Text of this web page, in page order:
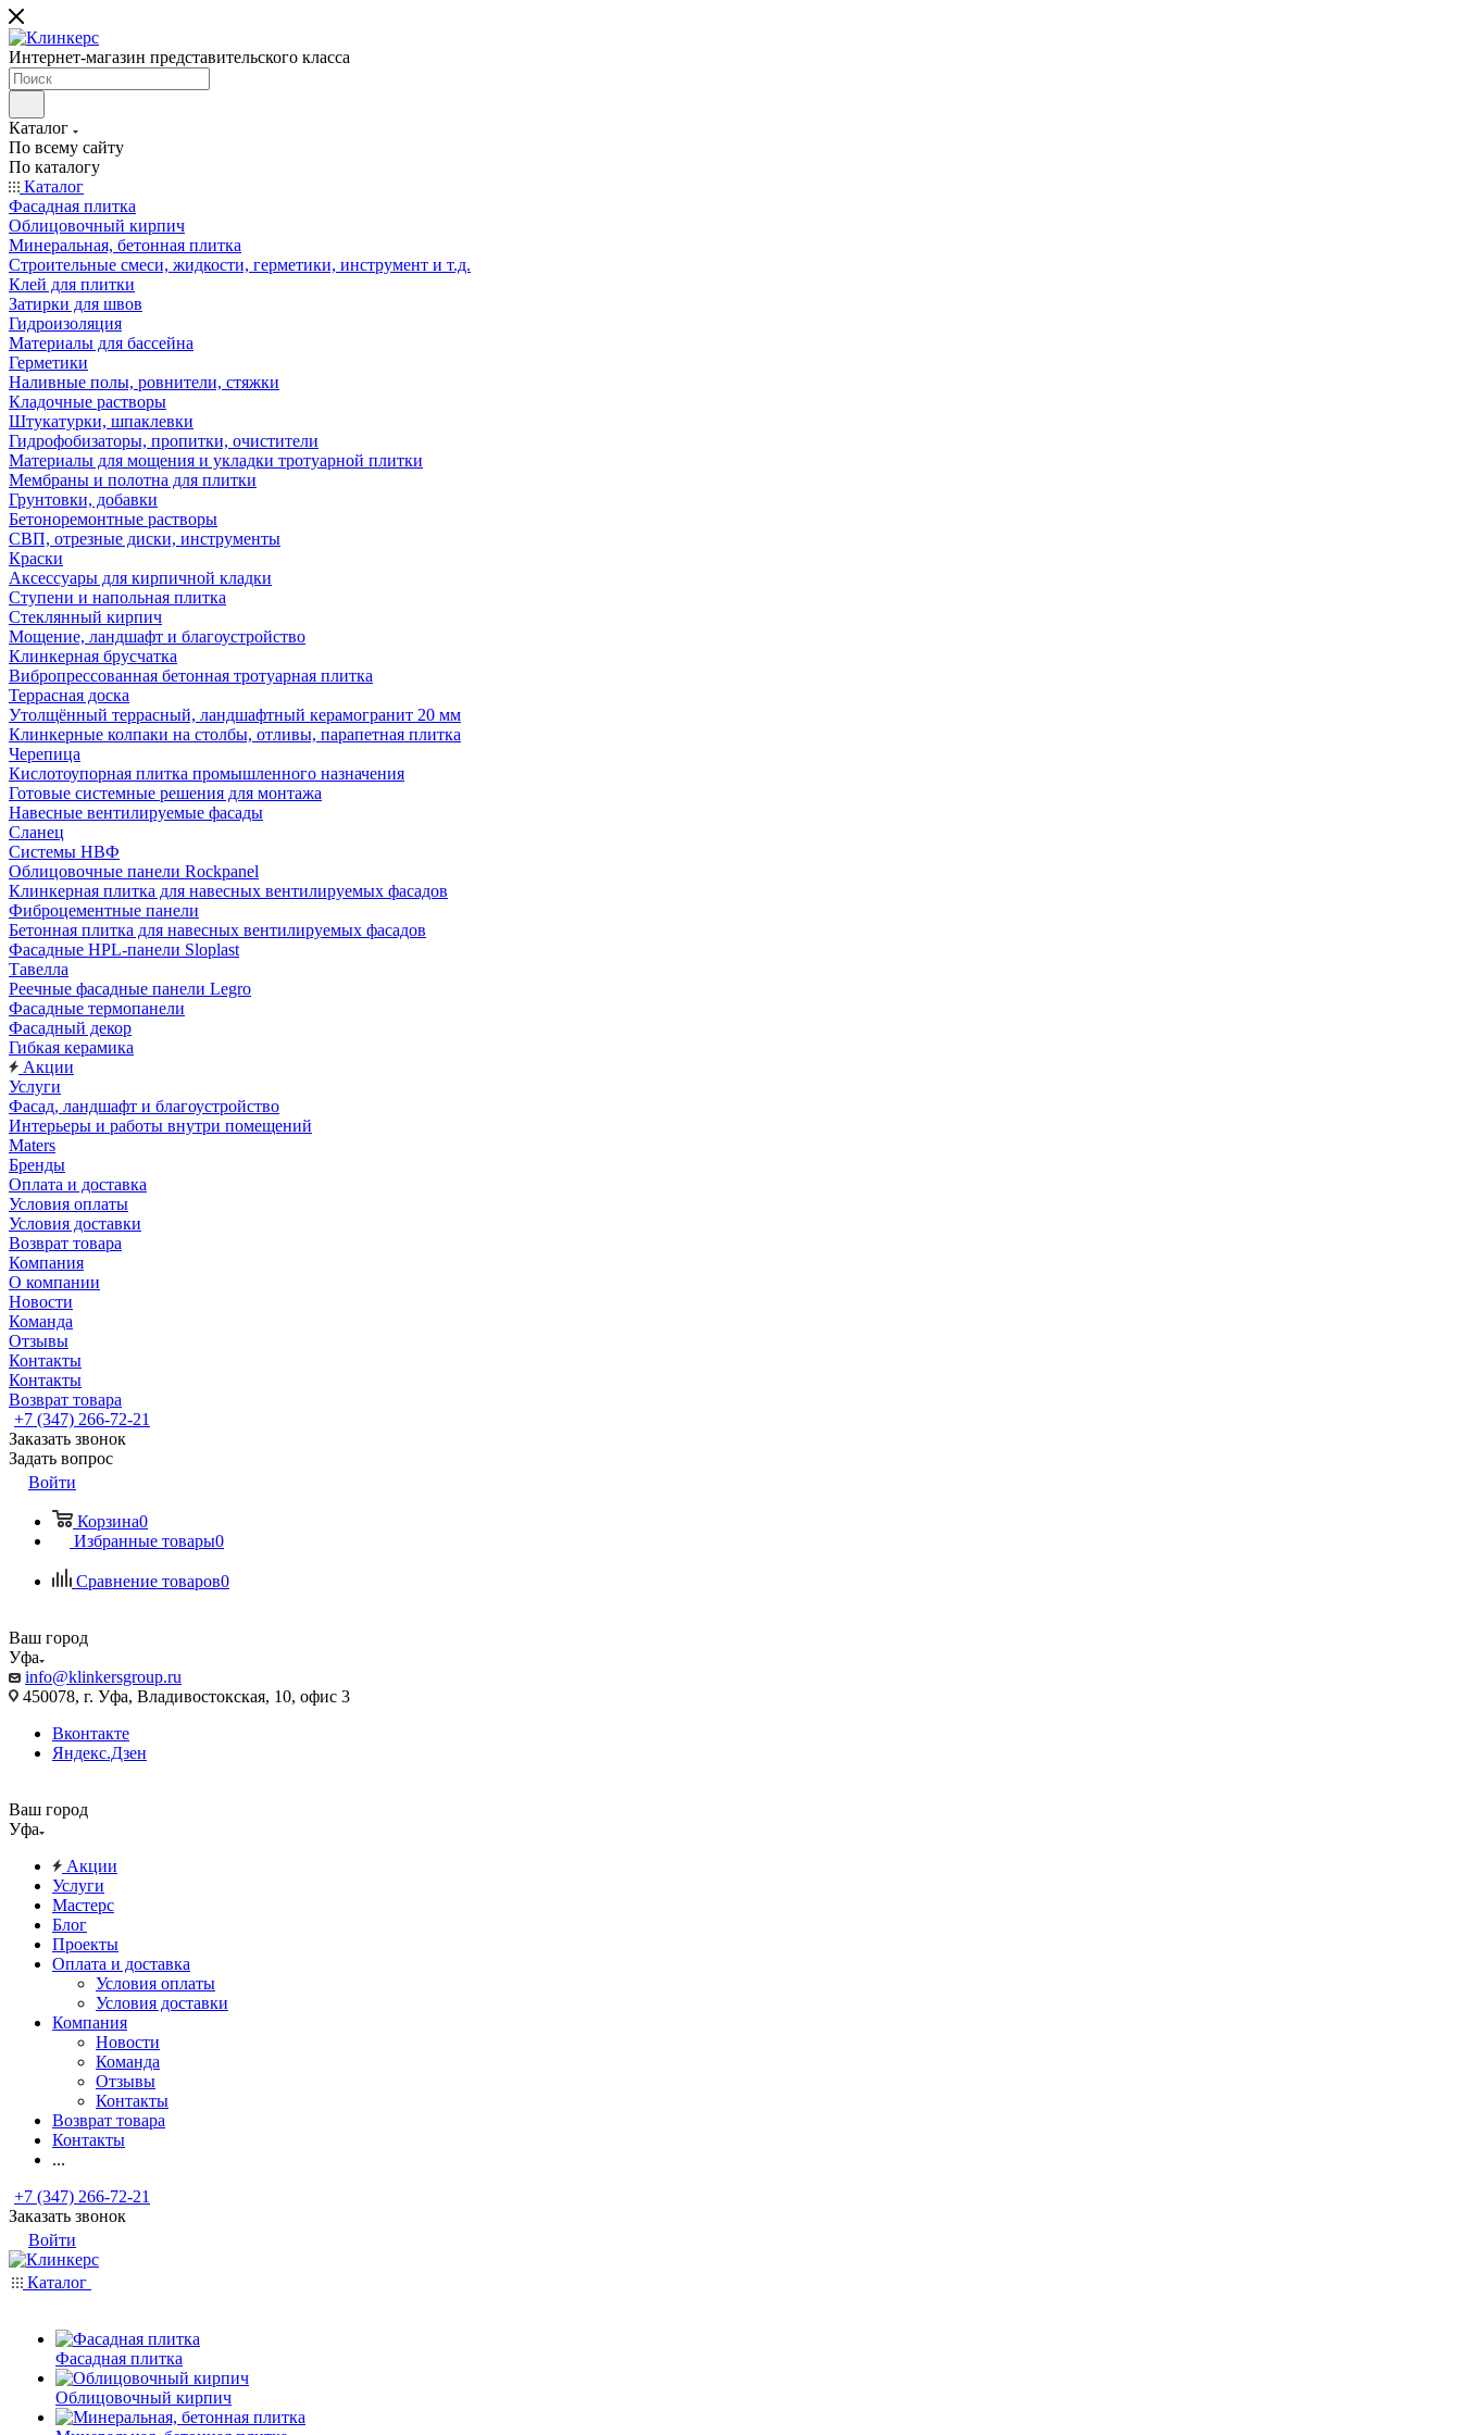
Интернет-магазин представительского класса
Каталог
По всему сайту
По каталогу
Каталог
Фасадная плитка
Облицовочный кирпич
Минеральная, бетонная плитка
Строительные смеси, жидкости, герметики, инструмент и т.д.
Клей для плитки
Затирки для швов
Гидроизоляция
Материалы для бассейна
Герметики
Наливные полы, ровнители, стяжки
Кладочные растворы
Штукатурки, шпаклевки
Гидрофобизаторы, пропитки, очистители
Материалы для мощения и укладки тротуарной плитки
Мембраны и полотна для плитки
Грунтовки, добавки
Бетоноремонтные растворы
СВП, отрезные диски, инструменты
Краски
Аксессуары для кирпичной кладки
Ступени и напольная плитка
Cтеклянный кирпич
Мощение, ландшафт и благоустройство
Клинкерная брусчатка
Вибропрессованная бетонная тротуарная плитка
Террасная доска
Утолщённый террасный, ландшафтный керамогранит 20 мм
Клинкерные колпаки на столбы, отливы, парапетная плитка
Черепица
Кислотоупорная плитка промышленного назначения
Готовые системные решения для монтажа
Навесные вентилируемые фасады
Сланец
Системы НВФ
Облицовочные панели Rockpanel
Клинкерная плитка для навесных вентилируемых фасадов
Фиброцементные панели
Бетонная плитка для навесных вентилируемых фасадов
Фасадные HPL-панели Sloplast
Тавелла
Реечные фасадные панели Legro
Фасадные термопанели
Фасадный декор
Гибкая керамика
Акции
Услуги
Фасад, ландшафт и благоустройство
Интерьеры и работы внутри помещений
Maters
Бренды
Оплата и доставка
Условия оплаты
Условия доставки
Возврат товара
Компания
О компании
Новости
Команда
Отзывы
Контакты
Контакты
Возврат товара
+7 (347) 266-72-21
Заказать звонок
Задать вопрос
Войти
Корзина0
Избранные товары0
Сравнение товаров0
Ваш город
Уфа
info@klinkersgroup.ru
450078, г. Уфа, Владивостокская, 10, офис 3
Вконтакте
Яндекс.Дзен
Ваш город
Уфа
Акции
Услуги
Мастерс
Блог
Проекты
Оплата и доставка
Условия оплаты
Условия доставки
Компания
Новости
Команда
Отзывы
Контакты
Возврат товара
Контакты
...
+7 (347) 266-72-21
Заказать звонок
Войти
Каталог
Фасадная плитка
Облицовочный кирпич